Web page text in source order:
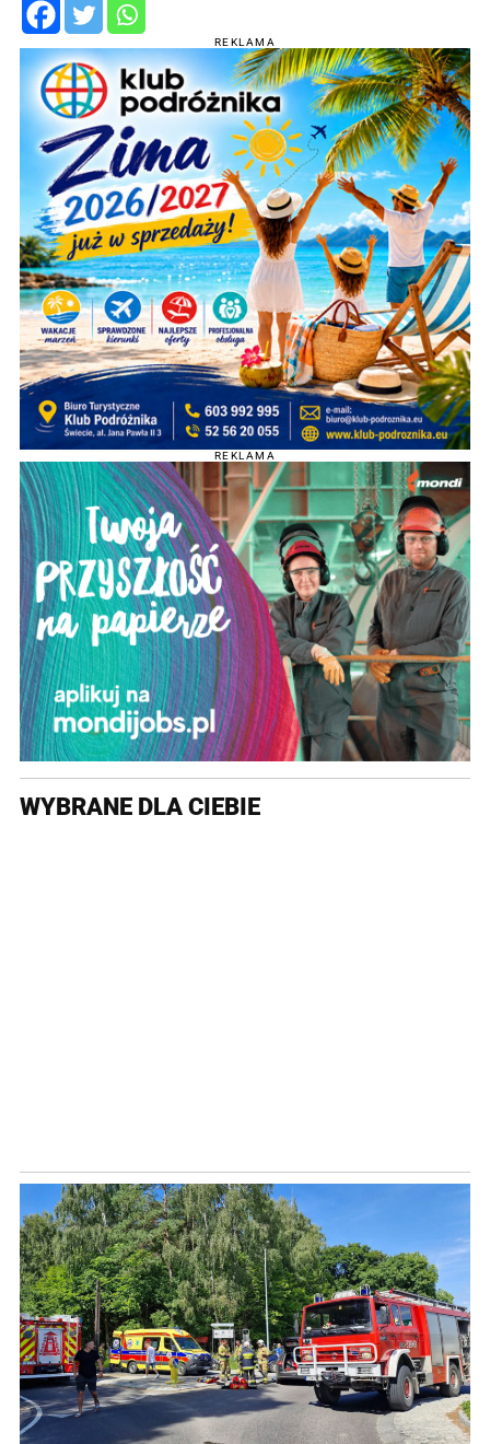
REKLAMA
REKLAMA
WYBRANE DLA CIEBIE